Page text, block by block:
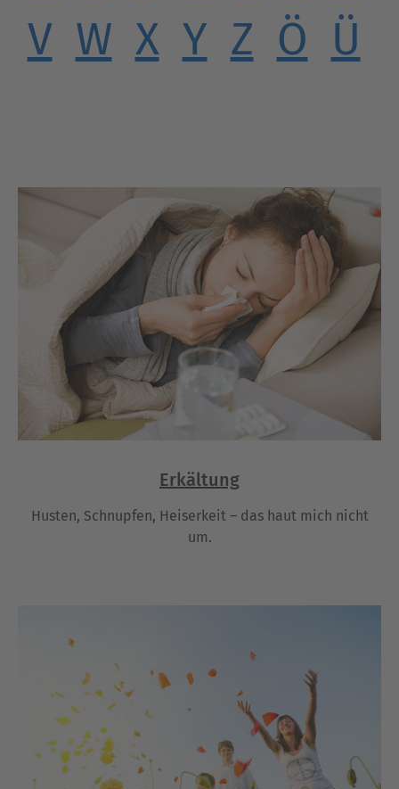
V W X Y Z Ö Ü
Erkältung
Husten, Schnupfen, Heiserkeit – das haut mich nicht
um.